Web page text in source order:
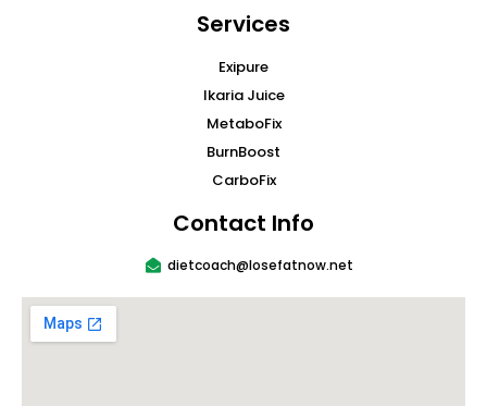
Services
Exipure
Ikaria Juice
MetaboFix
BurnBoost
CarboFix
Contact Info
dietcoach@losefatnow.net